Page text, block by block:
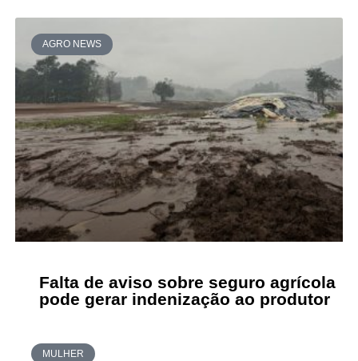
AGRO NEWS
Falta de aviso sobre seguro agrícola
pode gerar indenização ao produtor
MULHER